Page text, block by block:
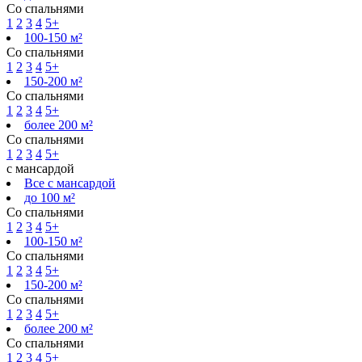
Со спальнями
1 2 3 4 5+
100-150 м²
Со спальнями
1 2 3 4 5+
150-200 м²
Со спальнями
1 2 3 4 5+
более 200 м²
Со спальнями
1 2 3 4 5+
с мансардой
Все с мансардой
до 100 м²
Со спальнями
1 2 3 4 5+
100-150 м²
Со спальнями
1 2 3 4 5+
150-200 м²
Со спальнями
1 2 3 4 5+
более 200 м²
Со спальнями
1 2 3 4 5+